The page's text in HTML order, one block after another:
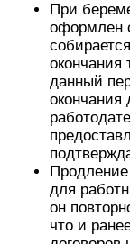
При
оформлен
окончания
данный
окончания
Продление
для
он
что и